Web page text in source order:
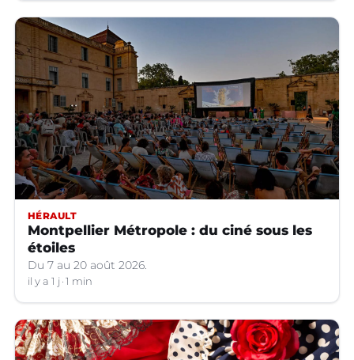
HÉRAULT
Montpellier Métropole : du ciné sous les
étoiles
Du 7 au 20 août 2026.
il y a 1 j 1 min